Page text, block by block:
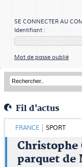
SE CONNECTER AU
Identifiant :
Mot de passe oublié
Fil d'actus
FRANCE SPORT
Christophe
parquet de